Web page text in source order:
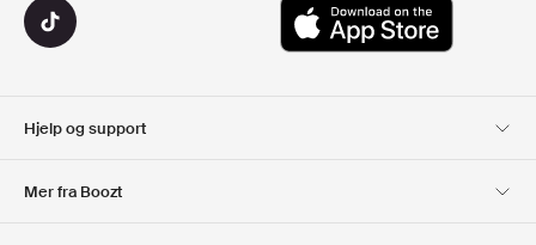
Hjelp og support
Mer fra Boozt